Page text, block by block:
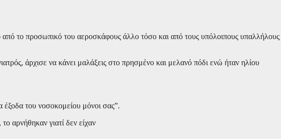
το προσωπικό του αεροσκάφους άλλο τόσο και από τους υπόλοιπους υπαλλήλους
άρχισε να κάνει μαλάξεις στο πρησμένο και μελανό πόδι ενώ ήταν ηλίου
του νοσοκομείου μόνοι σας”.
αρνήθηκαν γιατί δεν είχαν